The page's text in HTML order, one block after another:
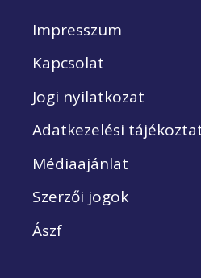
Impresszum
Kapcsolat
Jogi nyilatkozat
Adatkezelési
Médiaajánlat
Szerzői jogok
Ászf